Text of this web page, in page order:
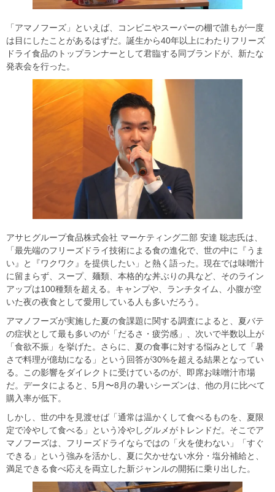
「アマノフーズ」といえば、コンビニやスーパーの棚で誰もが一度
は目にしたことがあるはずだ。誕生から40年以上にわたりフリーズ
ドライ食品のトップランナーとして君臨する同ブランドが、新たな
発表会を行った。
アサヒグループ食品株式会社 マーケティング二部 安達 聡志氏は、
「最先端のフリーズドライ技術による食の進化で、世の中に『うま
い』と『ワクワク』を提供したい」と熱く語った。現在では味噌汁
に留まらず、スープ、麺類、本格的な丼ぶりの具など、そのライン
アップは100種類を超える。キャンプや、ランチタイム、小腹が空
いた夜の夜食として愛用している人も多いだろう。
アマノフーズが実施した夏の食課題に関する調査によると、夏バテ
の症状として最も多いのが「だるさ・疲労感」、次いで半数以上が
「食欲不振」を挙げた。さらに、夏の食事に対する悩みとして「暑
さで料理が億劫になる」という回答が30%を超える結果となってい
る。この影響をダイレクトに受けているのが、即席お味噌汁市場
だ。データによると、5月〜8月の暑いシーズンは、他の月に比べて
購入率が低下。
しかし、世の中を見渡せば「通常は温かくして食べるものを、夏限
定で冷やして食べる」という冷やしグルメがトレンドだ。そこでア
マノフーズは、フリーズドライならではの「火を使わない」「すぐ
できる」という強みを活かし、夏に欠かせない水分・塩分補給と、
満足できる食べ応えを両立した新ジャンルの開拓に乗り出した。